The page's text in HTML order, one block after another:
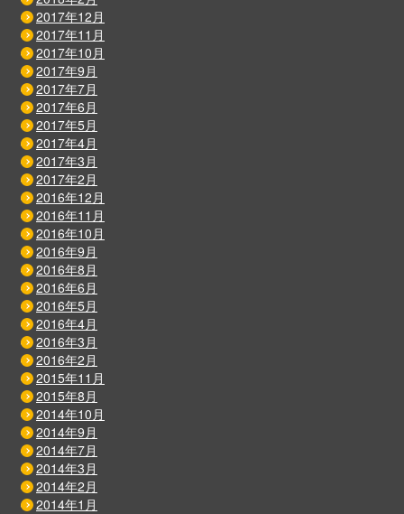
2017年12月
2017年11月
2017年10月
2017年9月
2017年7月
2017年6月
2017年5月
2017年4月
2017年3月
2017年2月
2016年12月
2016年11月
2016年10月
2016年9月
2016年8月
2016年6月
2016年5月
2016年4月
2016年3月
2016年2月
2015年11月
2015年8月
2014年10月
2014年9月
2014年7月
2014年3月
2014年2月
2014年1月